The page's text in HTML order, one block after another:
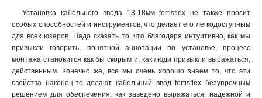
Установка кабельного ввода 13-18мм fortisflex не также просит
особых способностей и инструментов, что делает его легкодоступным
для всех юзеров. Надо сказать то, что благодаря интуитивно, как мы
привыкли говорить, понятной аннотации по установке, процесс
монтажа становится как бы скорым и, как люди привыкли выражаться,
действенным. Конечно же, все мы очень хорошо знаем то, что эти
свойства наконец-то делают кабельный ввод fortisflex безупречным
решением для обеспечения, как заведено выражаться, надежной и